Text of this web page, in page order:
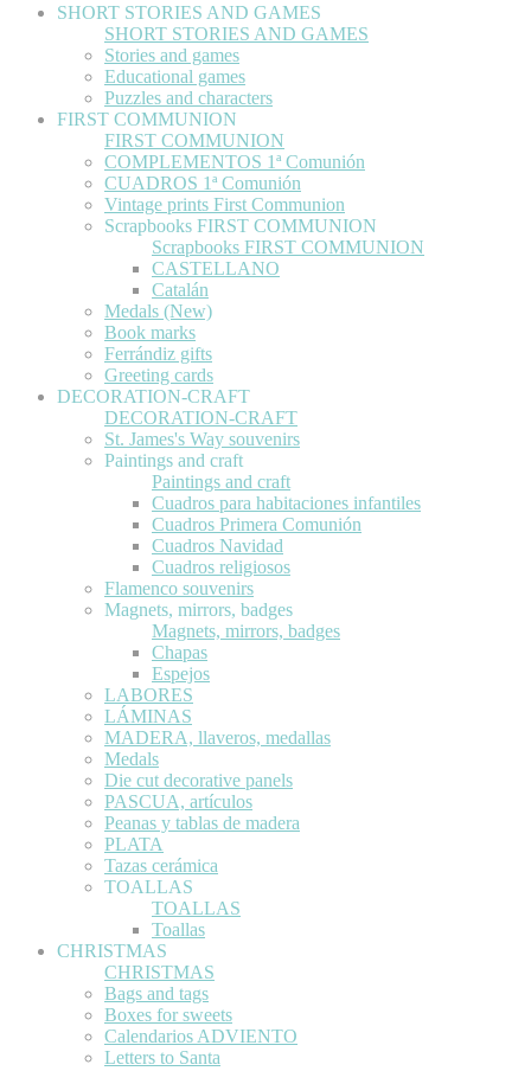
SHORT STORIES AND GAMES
SHORT STORIES AND GAMES
Stories and games
Educational games
Puzzles and characters
FIRST COMMUNION
FIRST COMMUNION
COMPLEMENTOS 1ª Comunión
CUADROS 1ª Comunión
Vintage prints First Communion
Scrapbooks FIRST COMMUNION
Scrapbooks FIRST COMMUNION
CASTELLANO
Catalán
Medals (New)
Book marks
Ferrándiz gifts
Greeting cards
DECORATION-CRAFT
DECORATION-CRAFT
St. James's Way souvenirs
Paintings and craft
Paintings and craft
Cuadros para habitaciones infantiles
Cuadros Primera Comunión
Cuadros Navidad
Cuadros religiosos
Flamenco souvenirs
Magnets, mirrors, badges
Magnets, mirrors, badges
Chapas
Espejos
LABORES
LÁMINAS
MADERA, llaveros, medallas
Medals
Die cut decorative panels
PASCUA, artículos
Peanas y tablas de madera
PLATA
Tazas cerámica
TOALLAS
TOALLAS
Toallas
CHRISTMAS
CHRISTMAS
Bags and tags
Boxes for sweets
Calendarios ADVIENTO
Letters to Santa